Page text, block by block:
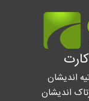
اندیشان
اندیشان